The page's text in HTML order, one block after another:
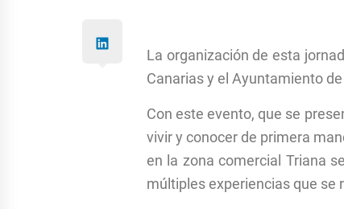
La organización de esta
Canarias y el Ayuntamiento
Con este evento, que se
vivir y conocer de primera
en la zona comercial Triana
múltiples experiencias que se